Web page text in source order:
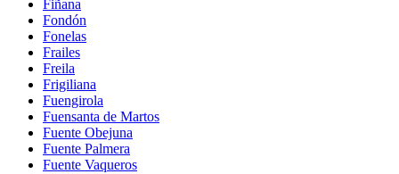
Fiñana
Fondón
Fonelas
Frailes
Freila
Frigiliana
Fuengirola
Fuensanta de Martos
Fuente Obejuna
Fuente Palmera
Fuente Vaqueros